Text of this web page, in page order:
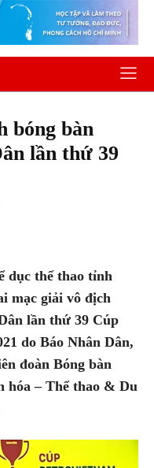
bóng bàn
lần thứ 39
dục thể thao tỉnh
mạc giải vô địch
lần thứ 39 Cúp
do Báo Nhân Dân,
đoàn Bóng bàn
hóa – Thể thao & Du